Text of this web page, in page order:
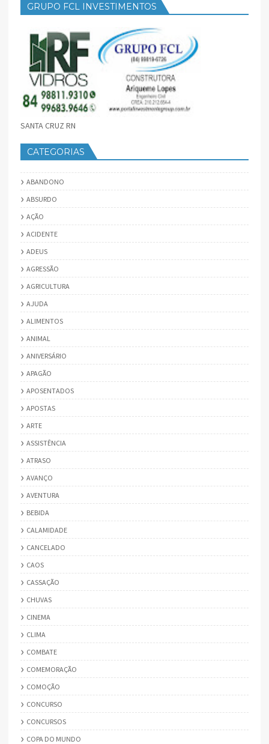
GRUPO FCL INVESTIMENTOS
SANTA CRUZ RN
CATEGORIAS
ABANDONO
ABSURDO
AÇÃO
ACIDENTE
ADEUS
AGRESSÃO
AGRICULTURA
AJUDA
ALIMENTOS
ANIMAL
ANIVERSÁRIO
APAGÃO
APOSENTADOS
APOSTAS
ARTE
ASSISTÊNCIA
ATRASO
AVANÇO
AVENTURA
BEBIDA
CALAMIDADE
CANCELADO
CAOS
CASSAÇÃO
CHUVAS
CINEMA
CLIMA
COMBATE
COMEMORAÇÃO
COMOÇÃO
CONCURSO
CONCURSOS
COPA DO MUNDO